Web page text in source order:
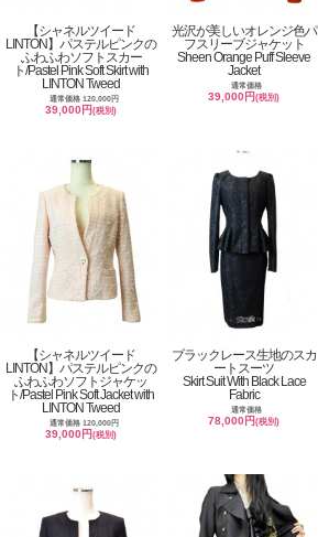
【シャネルツイード
LINTON】パステルピンクの
ふわふわソフトスカー
ト/Pastel Pink Soft Skirt with
LINTON Tweed
通常価格 120,000円
39,000円(税別)
光沢が美しいオレンジ色パ
フスリーブジャケット
Sheen Orange Puff Sleeve
Jacket
通常価格
39,000円(税別)
【シャネルツイード
LINTON】パステルピンクの
ふわふわソフトジャケッ
ト/Pastel Pink Soft Jacket with
LINTON Tweed
通常価格 120,000円
39,000円(税別)
ブラックレース生地のスカ
ートスーツ
Skirt Suit With Black Lace
Fabric
通常価格
78,000円(税別)